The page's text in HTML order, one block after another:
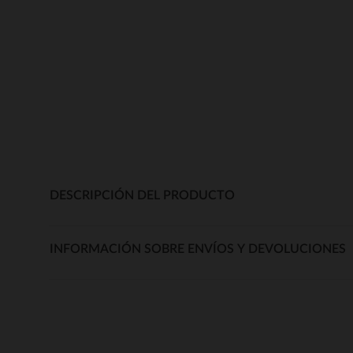
DESCRIPCIÓN DEL PRODUCTO
INFORMACIÓN SOBRE ENVÍOS Y DEVOLUCIONES